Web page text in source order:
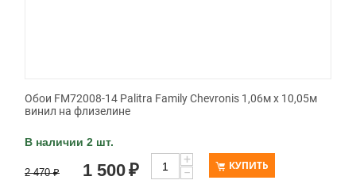
Обои FM72008-14 Palitra Family Chevronis 1,06м х 10,05м
винил на флизелине
В наличии 2 шт.
2 470 ₽ 1 500₽
+
−
КУПИТЬ